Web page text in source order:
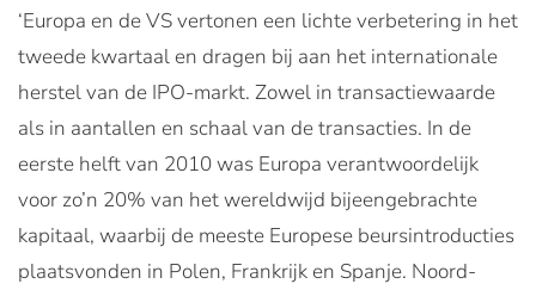
‘Europa en de VS vertonen een lichte verbetering in het
tweede kwartaal en dragen bij aan het internationale
herstel van de IPO-markt. Zowel in transactiewaarde
als in aantallen en schaal van de transacties. In de
eerste helft van 2010 was Europa verantwoordelijk
voor zo’n 20% van het wereldwijd bijeengebrachte
kapitaal, waarbij de meeste Europese beursintroducties
plaatsvonden in Polen, Frankrijk en Spanje. Noord-